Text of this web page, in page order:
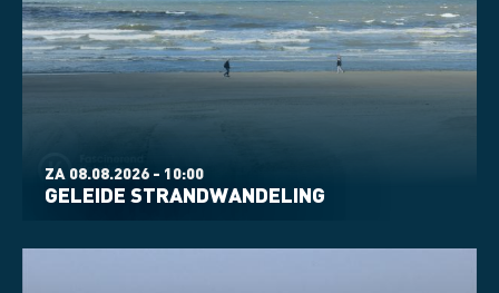
ZA 08.08.2026 - 10:00
GELEIDE STRANDWANDELING